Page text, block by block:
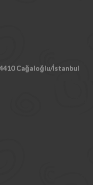
Cağaloğlu/İstanbul